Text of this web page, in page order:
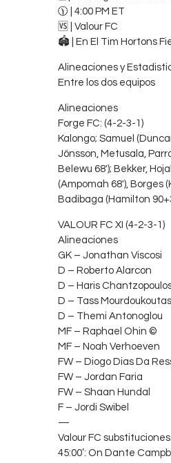
🕦 | 4:00 PM ET⁠
🆚 | Valour FC
🏟️ | En El Tim Hortons
Alineaciones y
Entre los dos equipos
Alineaciones
Forge FC: (4-2-3-1)
Kalongo; Samuel
Jönsson, Metusala,
Belewu 68′); Bekker,
(Ampomah 68′), Borges
Badibaga (Hamilton
VALOUR FC XI (4-2-3-1)
Alineaciones
GK – Jonathan Viscosi
D – Roberto Alarcon
D – Haris
D – Tass Mourdoukoutas
D – Themi Antonoglou
MF – Raphael Ohin ©
MF – Noah Verhoeven
FW – Diogo Dias Da
FW – Jordan Faria
FW – Shaan Hundal
F – Jordi Swibel
—
Valour FC substituciones.
45:00’: On Dante